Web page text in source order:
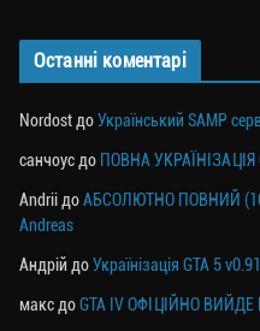
Останні коментарі
Nordost доУкраїнський SAMP
санчоус до ПОВНА УКРАЇНІЗАЦІЯ
Andrii доАБСОЛЮТНО ПОВНИЙ
Andreas
Андрій доУкраїнізація GTA 5
макс доGTA IV ОФІЦІЙНО ВИЙДЕ